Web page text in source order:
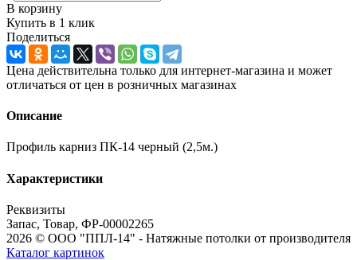
В корзину
Купить в 1 клик
Поделиться
Цена действительна только для интернет-магазина и может
отличаться от цен в розничных магазинах
Описание
Профиль карниз ПК-14 черный (2,5м.)
Характеристики
Реквизиты
Запас, Товар, ФР-00002265
2026 © ООО "ППЛ-14" - Натяжные потолки от производителя
Каталог картинок